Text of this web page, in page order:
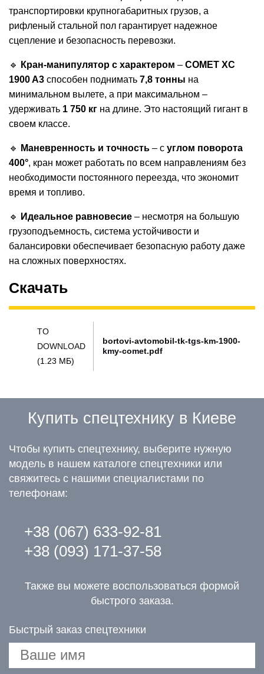
транспортировки крупногабаритных грузов, а
рифленый стальной пол гарантирует надежное
сцепление и безопасность перевозки.
🔹 Кран-манипулятор с характером – COMET XC
1900 A3 способен поднимать 7,8 тонны на
минимальном вылете, а при максимальном –
удерживать 1 750 кг на длине. Это настоящий гигант в
своем классе.
🔹 Маневренность и точность – с углом поворота
400°, кран может работать по всем направлениям без
необходимости постоянного переезда, что экономит
время и топливо.
🔹 Идеальное равновесие – несмотря на большую
грузоподъемность, система устойчивости и
балансировки обеспечивает безопасную работу даже
на сложных поверхностях.
Скачать
TO
DOWNLOAD
(1.23 МБ)
bortovi-avtomobil-tk-tgs-km-1900-
kmy-comet.pdf
Купить спецтехнику в Киеве
Чтобы купить спецтехнику, выберите нужную
модель в нашем каталоге спецтехники или
свяжитесь с нашими специалистами по
телефонам:
+38 (067) 633-92-81
+38 (093) 171-37-58
Также вы можете воспользоваться формой
быстрого заказа.
Быстрый заказ спецтехники